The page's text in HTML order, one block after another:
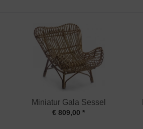
Miniatur Gala Sessel
€ 809,00 *